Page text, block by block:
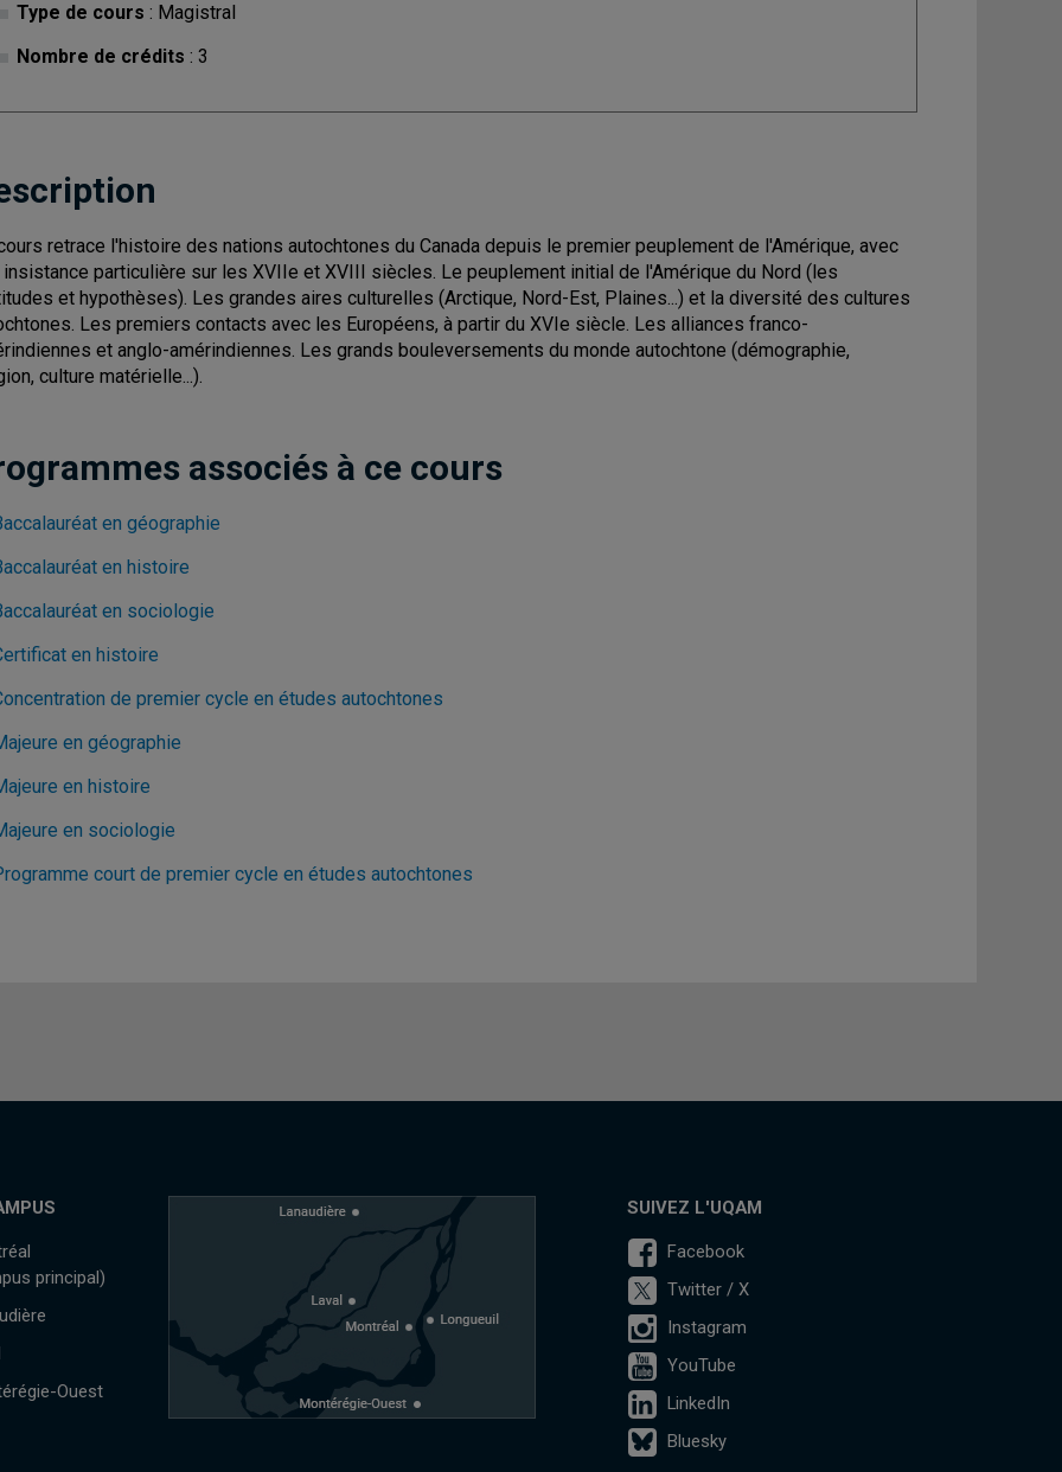
Type de cours : Magistral
Nombre de crédits : 3
retrace l'histoire des nations autochtones du Canada depuis le premier peuplement de l'Amérique, avec
insistance particulière sur les XVIIe et XVIII siècles. Le peuplement initial de l'Amérique du Nord (les
et hypothèses). Les grandes aires culturelles (Arctique, Nord-Est, Plaines...) et la diversité des cultures
Les premiers contacts avec les Européens, à partir du XVIe siècle. Les alliances franco-
et anglo-amérindiennes. Les grands bouleversements du monde autochtone (démographie,
culture matérielle...).
associés à ce cours
en géographie
en histoire
en sociologie
en histoire
de premier cycle en études autochtones
en géographie
en histoire
en sociologie
court de premier cycle en études autochtones
principal)
Ouest
SUIVEZ L'UQAM
Facebook
Twitter / X
Instagram
YouTube
LinkedIn
Bluesky